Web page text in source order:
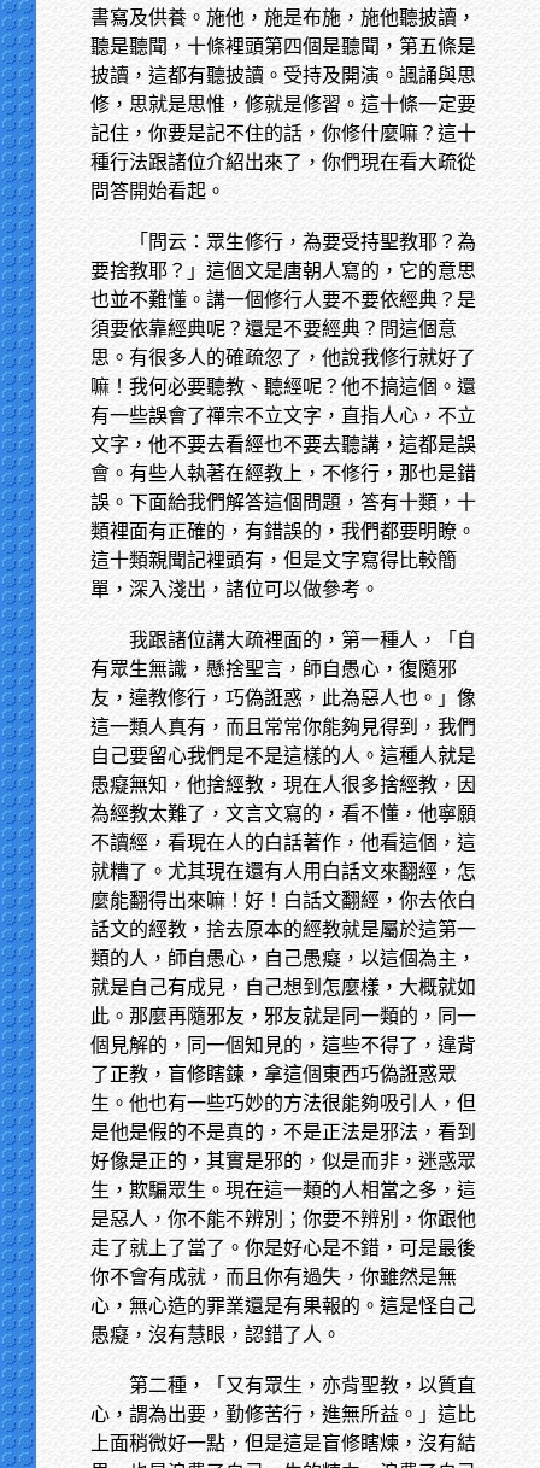
書寫及供養。施他，施是布施，施他聽披讀，
聽是聽聞，十條裡頭第四個是聽聞，第五條是
披讀，這都有聽披讀。受持及開演。諷誦與思
修，思就是思惟，修就是修習。這十條一定要
記住，你要是記不住的話，你修什麼嘛？這十
種行法跟諸位介紹出來了，你們現在看大疏從
問答開始看起。
「問云：眾生修行，為要受持聖教耶？為
要捨教耶？」這個文是唐朝人寫的，它的意思
也並不難懂。講一個修行人要不要依經典？是
須要依靠經典呢？還是不要經典？問這個意
思。有很多人的確疏忽了，他說我修行就好了
嘛！我何必要聽教、聽經呢？他不搞這個。還
有一些誤會了禪宗不立文字，直指人心，不立
文字，他不要去看經也不要去聽講，這都是誤
會。有些人執著在經教上，不修行，那也是錯
誤。下面給我們解答這個問題，答有十類，十
類裡面有正確的，有錯誤的，我們都要明瞭。
這十類親聞記裡頭有，但是文字寫得比較簡
單，深入淺出，諸位可以做參考。
我跟諸位講大疏裡面的，第一種人，「自
有眾生無識，懸捨聖言，師自愚心，復隨邪
友，違教修行，巧偽誑惑，此為惡人也。」像
這一類人真有，而且常常你能夠見得到，我們
自己要留心我們是不是這樣的人。這種人就是
愚癡無知，他捨經教，現在人很多捨經教，因
為經教太難了，文言文寫的，看不懂，他寧願
不讀經，看現在人的白話著作，他看這個，這
就糟了。尤其現在還有人用白話文來翻經，怎
麼能翻得出來嘛！好！白話文翻經，你去依白
話文的經教，捨去原本的經教就是屬於這第一
類的人，師自愚心，自己愚癡，以這個為主，
就是自己有成見，自己想到怎麼樣，大概就如
此。那麼再隨邪友，邪友就是同一類的，同一
個見解的，同一個知見的，這些不得了，違背
了正教，盲修瞎鍊，拿這個東西巧偽誑惑眾
生。他也有一些巧妙的方法很能夠吸引人，但
是他是假的不是真的，不是正法是邪法，看到
好像是正的，其實是邪的，似是而非，迷惑眾
生，欺騙眾生。現在這一類的人相當之多，這
是惡人，你不能不辨別；你要不辨別，你跟他
走了就上了當了。你是好心是不錯，可是最後
你不會有成就，而且你有過失，你雖然是無
心，無心造的罪業還是有果報的。這是怪自己
愚癡，沒有慧眼，認錯了人。
第二種，「又有眾生，亦背聖教，以質直
心，謂為出要，勤修苦行，進無所益。」這比
上面稍微好一點，但是這是盲修瞎煉，沒有結